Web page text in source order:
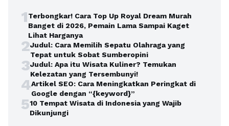
1Terbongkar! Cara Top Up Royal Dream Murah
Banget di 2026, Pemain Lama Sampai Kaget
Lihat Harganya
2Judul: Cara Memilih Sepatu Olahraga yang
Tepat untuk Sobat Sumberopini
3Judul: Apa itu Wisata Kuliner? Temukan
Kelezatan yang Tersembunyi!
4Artikel SEO: Cara Meningkatkan Peringkat di
Google dengan “{keyword}”
510 Tempat Wisata di Indonesia yang Wajib
Dikunjungi